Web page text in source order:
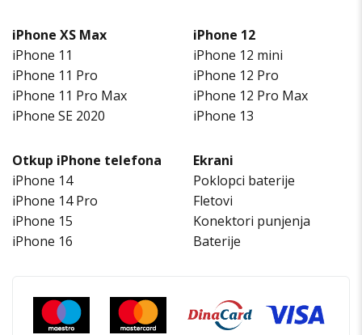
iPhone XS Max
iPhone 11
iPhone 11 Pro
iPhone 11 Pro Max
iPhone SE 2020
iPhone 12
iPhone 12 mini
iPhone 12 Pro
iPhone 12 Pro Max
iPhone 13
Otkup iPhone telefona
iPhone 14
iPhone 14 Pro
iPhone 15
iPhone 16
Ekrani
Poklopci baterije
Fletovi
Konektori punjenja
Baterije